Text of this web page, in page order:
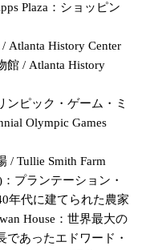
Plaza：ショッピン
Atlanta History Center
館 / Atlanta History
ンピック・ゲーム・ミ
Olympic Games
/ Tullie Smith Farm
プランテーション・
年代に建てられた農家
House：世界最大の
であったエドワード・